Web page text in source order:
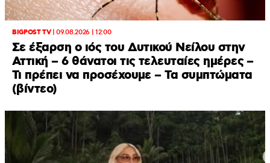
BIGPOST TV|09.08.2026 | 12:00
Σε έξαρση ο ιός του Δυτικού Νείλου στην
Αττική – 6 θάνατοι τις τελευταίες ημέρες –
Τι πρέπει να προσέχουμε – Τα συμπτώματα
(βίντεο)